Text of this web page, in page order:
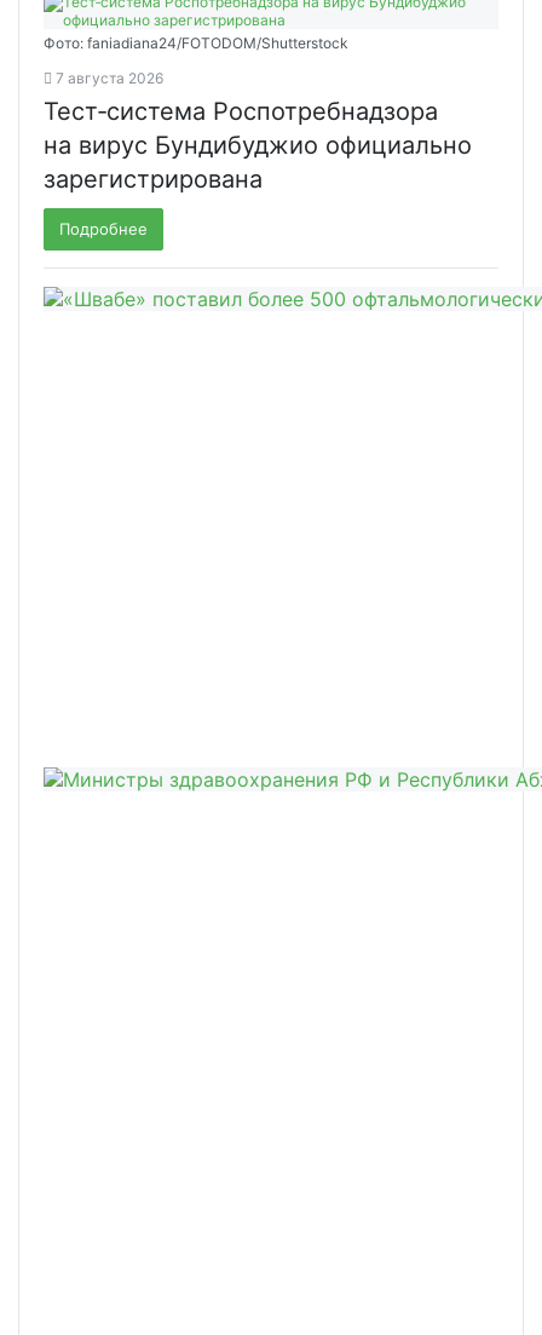
Фото: faniadiana24/FOTODOM/Shutterstock
7 августа 2026
Тест‑система Роспотребнадзора
на вирус Бундибуджио официально
зарегистрирована
Подробнее